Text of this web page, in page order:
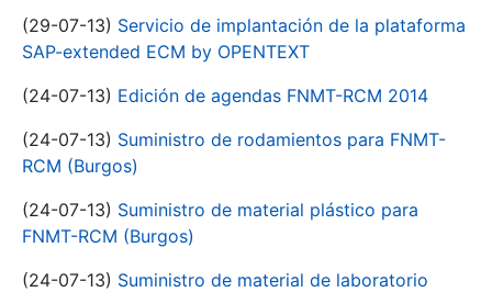
(29-07-13) Servicio de implantación de la plataforma
SAP-extended ECM by OPENTEXT
(24-07-13) Edición de agendas FNMT-RCM 2014
(24-07-13) Suministro de rodamientos para FNMT-
RCM (Burgos)
(24-07-13) Suministro de material plástico para
FNMT-RCM (Burgos)
(24-07-13) Suministro de material de laboratorio